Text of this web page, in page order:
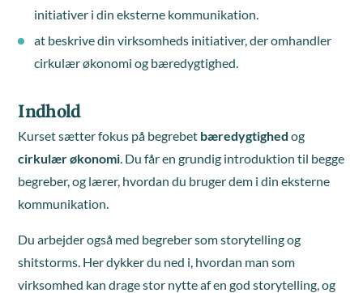
initiativer i din eksterne kommunikation.
at beskrive din virksomheds initiativer, der omhandler
cirkulær økonomi og bæredygtighed.
Indhold
Kurset sætter fokus på begrebet bæredygtighed og
cirkulær økonomi. Du får en grundig introduktion til begge
begreber, og lærer, hvordan du bruger dem i din eksterne
kommunikation.
Du arbejder også med begreber som storytelling og
shitstorms. Her dykker du ned i, hvordan man som
virksomhed kan drage stor nytte af en god storytelling, og